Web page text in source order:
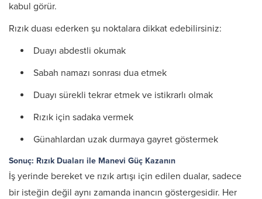
kabul görür.
Rızık duası ederken şu noktalara dikkat edebilirsiniz:
Duayı abdestli okumak
Sabah namazı sonrası dua etmek
Duayı sürekli tekrar etmek ve istikrarlı olmak
Rızık için sadaka vermek
Günahlardan uzak durmaya gayret göstermek
Sonuç: Rızık Duaları ile Manevi Güç Kazanın
İş yerinde bereket ve rızık artışı için edilen dualar, sadece
bir isteğin değil aynı zamanda inancın göstergesidir. Her